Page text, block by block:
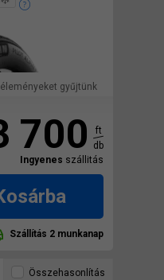
gyűjtünk
700
ft
db
Ingyenes szállitás
Szállítás 2 munkanap
Összehasonlítás